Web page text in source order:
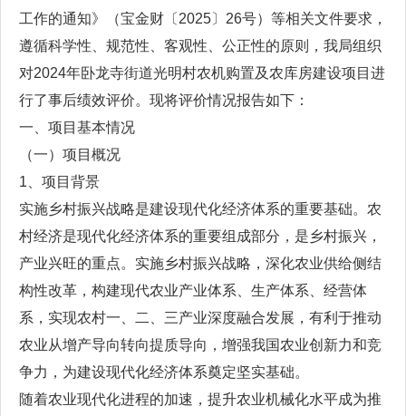
工作的通知》（宝金财〔2025〕26号）等相关文件要求，
遵循科学性、规范性、客观性、公正性的原则，我局组织
对2024年卧龙寺街道光明村农机购置及农库房建设项目进
行了事后绩效评价。现将评价情况报告如下：
一、项目基本情况
（一）项目概况
1、项目背景
实施乡村振兴战略是建设现代化经济体系的重要基础。农
村经济是现代化经济体系的重要组成部分，是乡村振兴，
产业兴旺的重点。实施乡村振兴战略，深化农业供给侧结
构性改革，构建现代农业产业体系、生产体系、经营体
系，实现农村一、二、三产业深度融合发展，有利于推动
农业从增产导向转向提质导向，增强我国农业创新力和竞
争力，为建设现代化经济体系奠定坚实基础。
随着农业现代化进程的加速，提升农业机械化水平成为推